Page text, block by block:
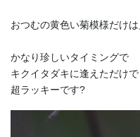
おつむの黄色い菊模様だけ
かなり珍しいタイミングで
キクイタダキに逢えただけで
超ラッキーです?